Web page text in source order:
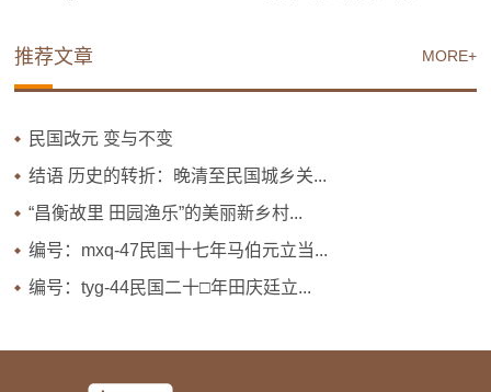
MORE+
推荐文章
民国改元 变与不变
结语 历史的转折：晚清至民国城乡关...
“昌衡故里 田园渔乐”的美丽新乡村...
编号：mxq-47民国十七年马伯元立当...
编号：tyg-44民国二十□年田庆廷立...